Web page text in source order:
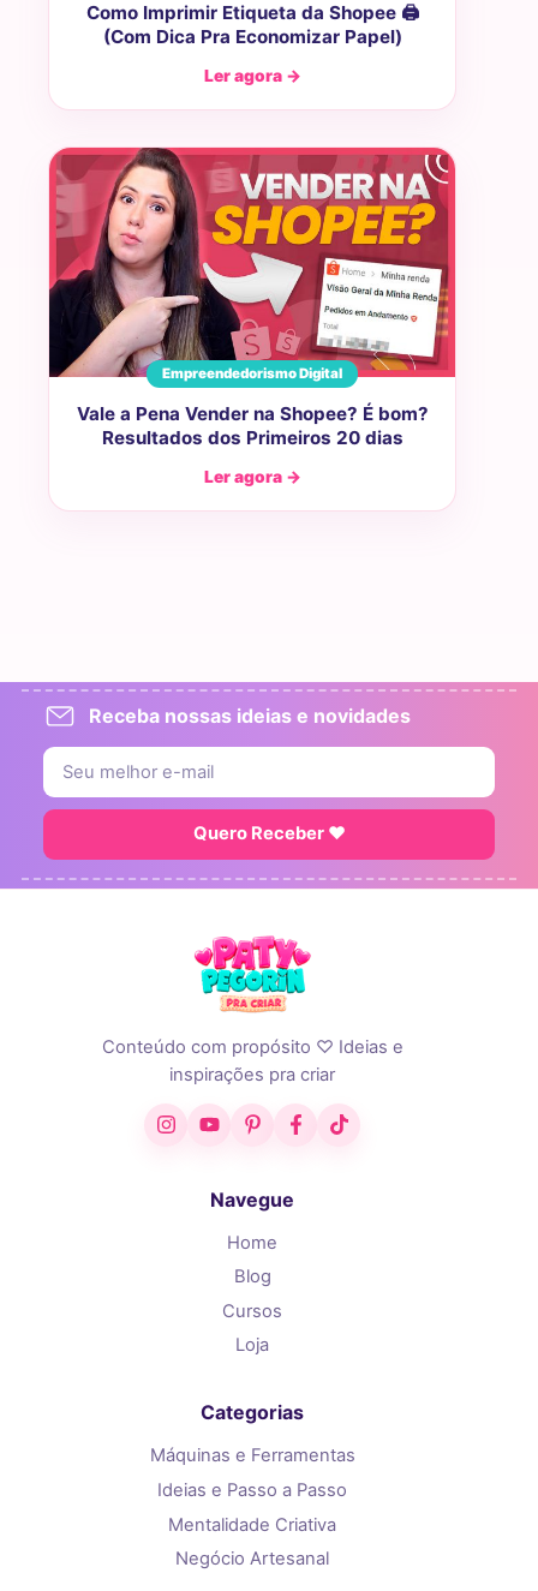
Como Imprimir Etiqueta da Shopee 🖨️
(Com Dica Pra Economizar Papel)
Ler agora →
Empreendedorismo Digital
Vale a Pena Vender na Shopee? É bom?
Resultados dos Primeiros 20 dias
Ler agora →
Receba nossas ideias e novidades
Quero Receber ♥
Conteúdo com propósito ♡ Ideias e
inspirações pra criar
InstagramYouTubePinterestFacebook
TikTok
Navegue
Home
Blog
Cursos
Loja
Categorias
Máquinas e Ferramentas
Ideias e Passo a Passo
Mentalidade Criativa
Negócio Artesanal